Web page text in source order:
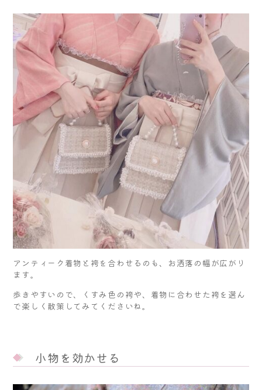
アンティーク着物と袴を合わせるのも、お洒落の幅が広がり
ます。
歩きやすいので、くすみ色の袴や、着物に合わせた袴を選ん
で楽しく散策してみてくださいね。
小物を効かせる